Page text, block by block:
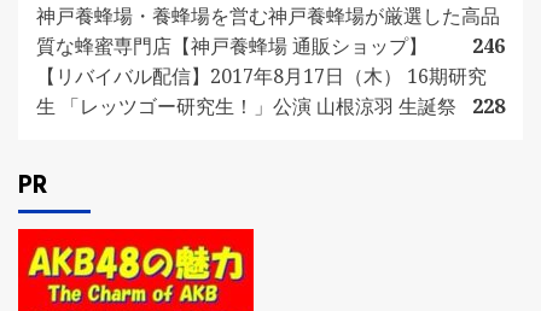
神戸養蜂場・養蜂場を営む神戸養蜂場が厳選した高品
質な蜂蜜専門店【神戸養蜂場 通販ショップ】
246
【リバイバル配信】2017年8月17日（木） 16期研究
生 「レッツゴー研究生！」公演 山根涼羽 生誕祭
228
PR